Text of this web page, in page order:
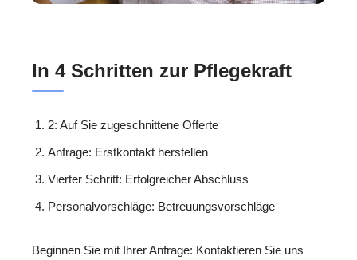
In 4 Schritten zur Pflegekraft
2: Auf Sie zugeschnittene Offerte
Anfrage: Erstkontakt herstellen
Vierter Schritt: Erfolgreicher Abschluss
Personalvorschläge: Betreuungsvorschläge
Beginnen Sie mit Ihrer Anfrage: Kontaktieren Sie uns